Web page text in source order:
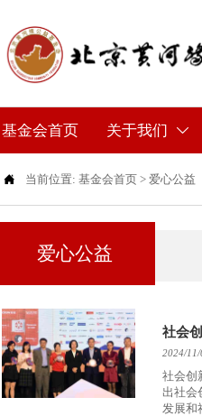
基金会首页 关于我们 
 当前位置: 基金会首页> 爱心公益
爱心公益
社会
2024/11/
社会创
出社会
发展和